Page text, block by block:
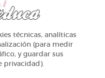
técnicas, analíticas
(para medir
y guardar sus
privacidad).